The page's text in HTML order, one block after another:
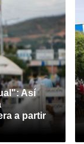
Así
a partir